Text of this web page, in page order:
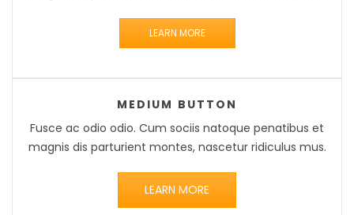
LEARN MORE
MEDIUM BUTTON
Fusce ac odio odio. Cum sociis natoque penatibus et
magnis dis parturient montes, nascetur ridiculus mus.
LEARN MORE